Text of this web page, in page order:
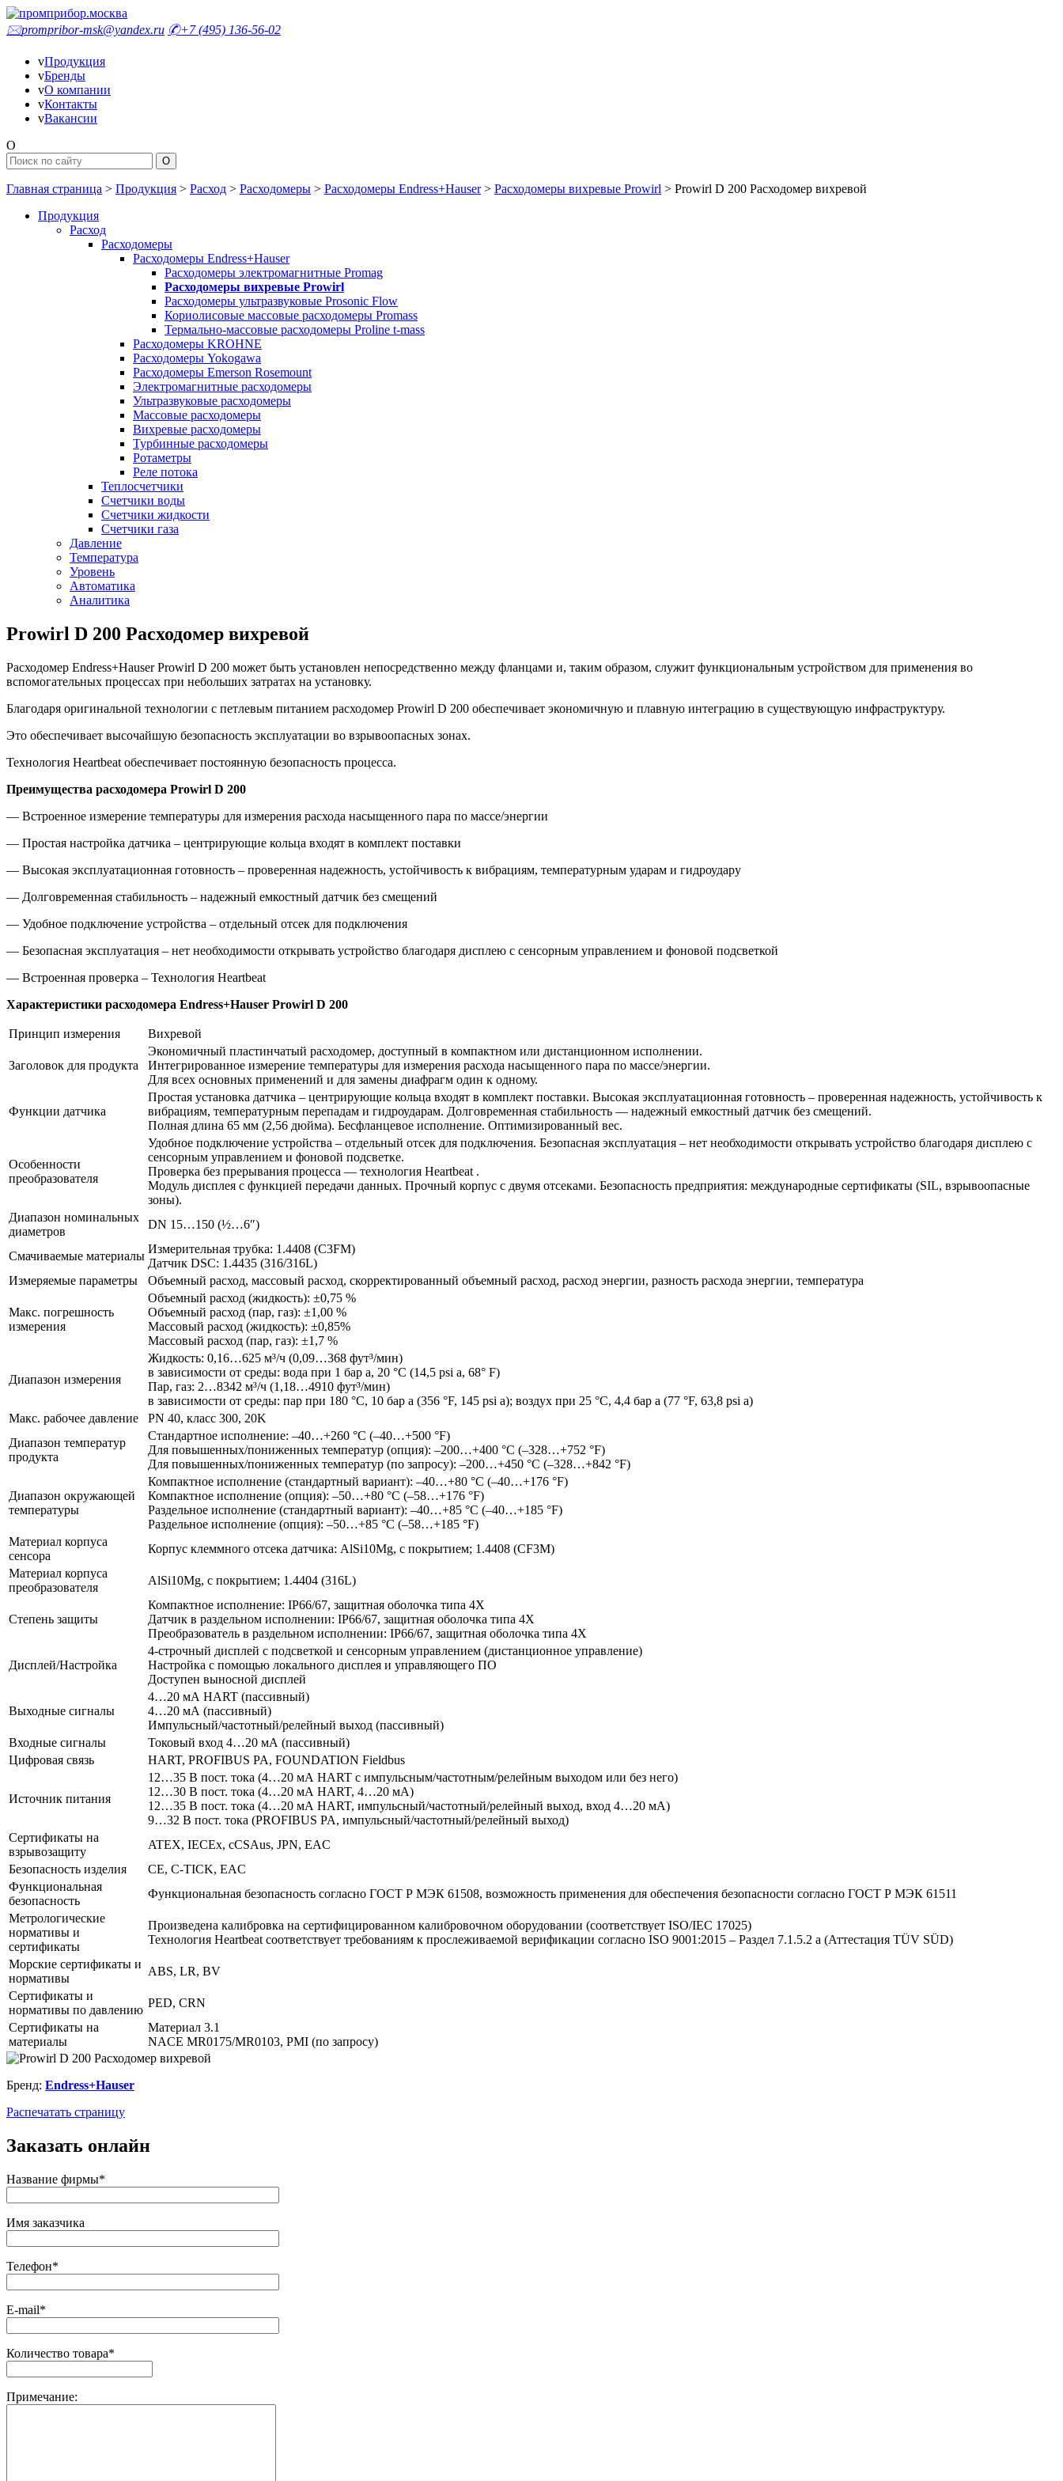
🖂prompribor-msk@yandex.ru ✆+7 (495) 136-56-02
vПродукция
vБренды
vО компании
vКонтакты
vВакансии
O
Главная страница > Продукция > Расход > Расходомеры > Расходомеры Endress+Hauser > Расходомеры вихревые Prowirl > Prowirl D 200 Расходомер вихревой
Продукция
Расход
Расходомеры
Расходомеры Endress+Hauser
Расходомеры электромагнитные Promag
Расходомеры вихревые Prowirl
Расходомеры ультразвуковые Prosonic Flow
Кориолисовые массовые расходомеры Promass
Термально-массовые расходомеры Proline t-mass
Расходомеры KROHNE
Расходомеры Yokogawa
Расходомеры Emerson Rosemount
Электромагнитные расходомеры
Ультразвуковые расходомеры
Массовые расходомеры
Вихревые расходомеры
Турбинные расходомеры
Ротаметры
Реле потока
Теплосчетчики
Счетчики воды
Счетчики жидкости
Счетчики газа
Давление
Температура
Уровень
Автоматика
Аналитика
Prowirl D 200 Расходомер вихревой
Расходомер Endress+Hauser Prowirl D 200 может быть установлен непосредственно между фланцами и, таким образом, служит функциональным устройством для применения во
вспомогательных процессах при небольших затратах на установку.
Благодаря оригинальной технологии с петлевым питанием расходомер Prowirl D 200 обеспечивает экономичную и плавную интеграцию в существующую инфраструктуру.
Это обеспечивает высочайшую безопасность эксплуатации во взрывоопасных зонах.
Технология Heartbeat обеспечивает постоянную безопасность процесса.
Преимущества расходомера Prowirl D 200
— Встроенное измерение температуры для измерения расхода насыщенного пара по массе/энергии
— Простая настройка датчика – центрирующие кольца входят в комплект поставки
— Высокая эксплуатационная готовность – проверенная надежность, устойчивость к вибрациям, температурным ударам и гидроудару
— Долговременная стабильность – надежный емкостный датчик без смещений
— Удобное подключение устройства – отдельный отсек для подключения
— Безопасная эксплуатация – нет необходимости открывать устройство благодаря дисплею с сенсорным управлением и фоновой подсветкой
— Встроенная проверка – Технология Heartbeat
Характеристики расходомера Endress+Hauser Prowirl D 200
Принцип измерения Вихревой
Заголовок для продукта
Экономичный пластинчатый расходомер, доступный в компактном или дистанционном исполнении.
Интегрированное измерение температуры для измерения расхода насыщенного пара по массе/энергии.
Для всех основных применений и для замены диафрагм один к одному.
Функции датчика
Простая установка датчика – центрирующие кольца входят в комплект поставки. Высокая эксплуатационная готовность – проверенная надежность, устойчивость к
вибрациям, температурным перепадам и гидроударам. Долговременная стабильность — надежный емкостный датчик без смещений.
Полная длина 65 мм (2,56 дюйма). Бесфланцевое исполнение. Оптимизированный вес.
Особенности
преобразователя
Удобное подключение устройства – отдельный отсек для подключения. Безопасная эксплуатация – нет необходимости открывать устройство благодаря дисплею с
сенсорным управлением и фоновой подсветке.
Проверка без прерывания процесса — технология Heartbeat .
Модуль дисплея с функцией передачи данных. Прочный корпус с двумя отсеками. Безопасность предприятия: международные сертификаты (SIL, взрывоопасные
зоны).
Диапазон номинальных
диаметров
DN 15…150 (½…6″)
Смачиваемые материалы
Измерительная трубка: 1.4408 (C3FM)
Датчик DSC: 1.4435 (316/316L)
Измеряемые параметры
Объемный расход, массовый расход, скорректированный объемный расход, расход энергии, разность расхода энергии, температура
Макс. погрешность
измерения
Объемный расход (жидкость): ±0,75 %
Объемный расход (пар, газ): ±1,00 %
Массовый расход (жидкость): ±0,85%
Массовый расход (пар, газ): ±1,7 %
Диапазон измерения
Жидкость: 0,16…625 м³/ч (0,09…368 фут³/мин)
в зависимости от среды: вода при 1 бар а, 20 °C (14,5 psi а, 68° F)
Пар, газ: 2…8342 м³/ч (1,18…4910 фут³/мин)
в зависимости от среды: пар при 180 °C, 10 бар а (356 °F, 145 psi а); воздух при 25 °C, 4,4 бар а (77 °F, 63,8 psi а)
Макс. рабочее давление
PN 40, класс 300, 20K
Диапазон температур
продукта
Стандартное исполнение: –40…+260 °C (–40…+500 °F)
Для повышенных/пониженных температур (опция): –200…+400 °C (–328…+752 °F)
Для повышенных/пониженных температур (по запросу): –200…+450 °C (–328…+842 °F)
Диапазон окружающей
температуры
Компактное исполнение (стандартный вариант): –40…+80 °C (–40…+176 °F)
Компактное исполнение (опция): –50…+80 °C (–58…+176 °F)
Раздельное исполнение (стандартный вариант): –40…+85 °C (–40…+185 °F)
Раздельное исполнение (опция): –50…+85 °C (–58…+185 °F)
Материал корпуса
сенсора
Корпус клеммного отсека датчика: AlSi10Mg, с покрытием; 1.4408 (CF3M)
Материал корпуса
преобразователя
AlSi10Mg, с покрытием; 1.4404 (316L)
Степень защиты
Компактное исполнение: IP66/67, защитная оболочка типа 4X
Датчик в раздельном исполнении: IP66/67, защитная оболочка типа 4X
Преобразователь в раздельном исполнении: IP66/67, защитная оболочка типа 4X
Дисплей/Настройка
4-строчный дисплей с подсветкой и сенсорным управлением (дистанционное управление)
Настройка с помощью локального дисплея и управляющего ПО
Доступен выносной дисплей
Выходные сигналы
4…20 мА HART (пассивный)
4…20 мА (пассивный)
Импульсный/частотный/релейный выход (пассивный)
Входные сигналы
Токовый вход 4…20 мА (пассивный)
Цифровая связь
HART, PROFIBUS PA, FOUNDATION Fieldbus
Источник питания
12…35 В пост. тока (4…20 мА HART с импульсным/частотным/релейным выходом или без него)
12…30 В пост. тока (4…20 мА HART, 4…20 мА)
12…35 В пост. тока (4…20 мА HART, импульсный/частотный/релейный выход, вход 4…20 мА)
9…32 В пост. тока (PROFIBUS PA, импульсный/частотный/релейный выход)
Сертификаты на
взрывозащиту
ATEX, IECEx, cCSAus, JPN, EAC
Безопасность изделия
CE, C-TICK, EAC
Функциональная
безопасность
Функциональная безопасность согласно ГОСТ Р МЭК 61508, возможность применения для обеспечения безопасности согласно ГОСТ Р МЭК 61511
Метрологические
нормативы и
сертификаты
Произведена калибровка на сертифицированном калибровочном оборудовании (соответствует ISO/IEC 17025)
Технология Heartbeat соответствует требованиям к прослеживаемой верификации согласно ISO 9001:2015 – Раздел 7.1.5.2 a (Аттестация TÜV SÜD)
Морские сертификаты и
нормативы
ABS, LR, BV
Сертификаты и
нормативы по давлению
PED, CRN
Сертификаты на
материалы
Материал 3.1
NACE MR0175/MR0103, PMI (по запросу)
Бренд: Endress+Hauser
Распечатать страницу
Заказать онлайн
Название фирмы*
Имя заказчика
Телефон*
E-mail*
Количество товара*
Примечание: